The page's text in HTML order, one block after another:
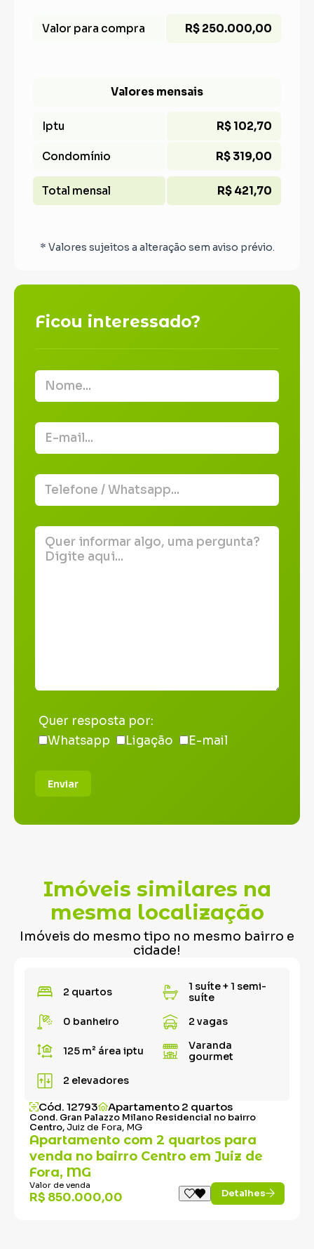
Valor para compra R$ 250.000,00
Valores mensais
Iptu R$ 102,70
Condomínio R$ 319,00
Total mensal R$ 421,70
* Valores sujeitos a alteração sem aviso prévio.
Ficou interessado?
Quer resposta por:
Whatsapp
Ligação E-mail
Enviar
Imóveis similares na
mesma localização
Imóveis do mesmo tipo no mesmo bairro e
cidade!
2 quartos
1 suíte + 1 semi-
suíte
0 banheiro
2 vagas
125 m² área iptu
Varanda
gourmet
2 elevadores
Cód. 12793 Apartamento 2 quartos
Cond. Gran Palazzo Milano Residencial no bairro
Centro,Juiz de Fora, MG
Apartamento com 2 quartos para
venda no bairro Centro em Juiz de
Fora, MG
Valor de venda
R$ 850.000,00 Detalhes